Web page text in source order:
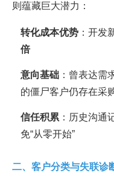
则蕴藏巨大潜力：
转化成本优势 ：开发
倍
意向基础 ：曾表达需
的僵尸客户仍存在采
信任积累 ：历史沟通
免“从零开始”
二、客户分类与失联诊